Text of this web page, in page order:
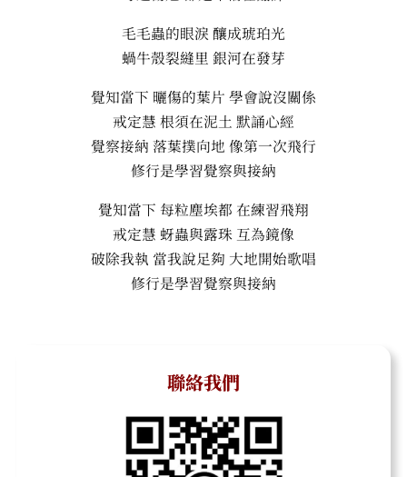
毛毛蟲的眼淚 釀成琥珀光
蝸牛殼裂縫里 銀河在發芽
覺知當下 曬傷的葉片 學會說沒關係
戒定慧 根須在泥土 默誦心經
覺察接納 落葉撲向地 像第一次飛行
修行是學習覺察與接納
覺知當下 每粒塵埃都 在練習飛翔
戒定慧 蚜蟲與露珠 互為鏡像
破除我執 當我說足夠 大地開始歌唱
修行是學習覺察與接納
聯絡我們